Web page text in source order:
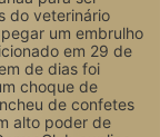
do veterinário
um embrulho
em 29 de
de dias foi
choque de
de confetes
alto poder de